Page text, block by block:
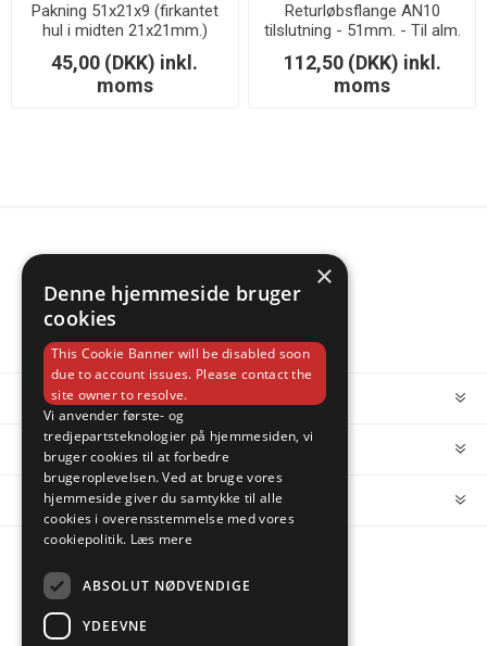
Pakning 51x21x9 (firkantet
hul i midten 21x21mm.)
45,00 (DKK) inkl.
moms
Returløbsflange AN10
tilslutning - 51mm. - Til alm.
pakning
112,50 (DKK) inkl.
moms
MIN KONTO
KUNDESERVICE
FOLLOW US
×
Denne hjemmeside bruger
cookies
This Cookie Banner will be disabled soon
due to account issues. Please contact the
site owner to resolve.
Vi anvender første- og
tredjepartsteknologier på hjemmesiden, vi
bruger cookies til at forbedre
brugeroplevelsen. Ved at bruge vores
hjemmeside giver du samtykke til alle
cookies i overensstemmelse med vores
cookiepolitik. Læs mere
ABSOLUT NØDVENDIGE
YDEEVNE